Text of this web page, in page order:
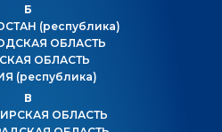
Б
(республика)
ОБЛАСТЬ
ОБЛАСТЬ
(республика)
В
ОБЛАСТЬ